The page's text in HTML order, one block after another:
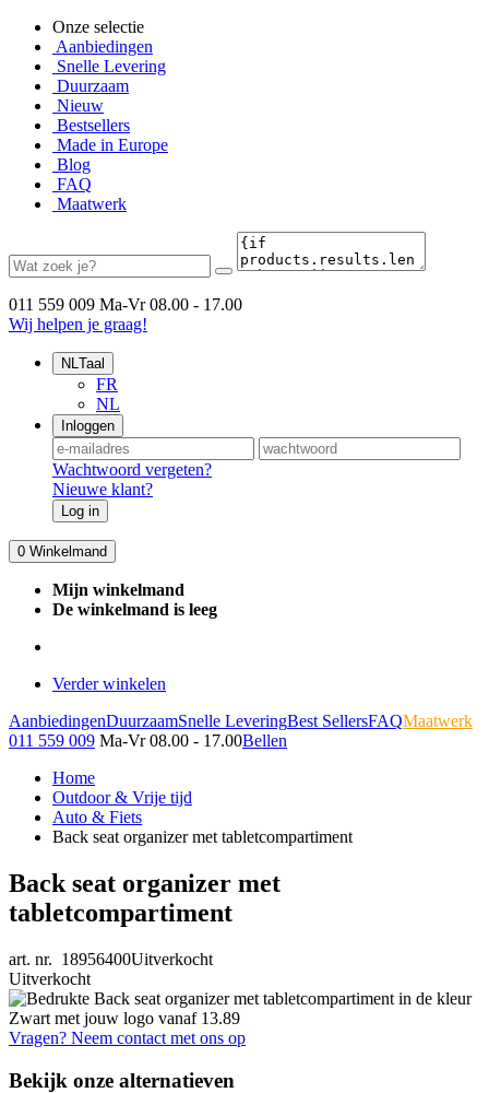
Onze selectie
Aanbiedingen
Snelle Levering
Duurzaam
Nieuw
Bestsellers
Made in Europe
Blog
FAQ
Maatwerk
011 559 009 Ma-Vr 08.00 - 17.00
Wij helpen je graag!
NLTaal
FR
NL
Inloggen
Wachtwoord vergeten?
Nieuwe klant?
Log in
0 Winkelmand
Mijn winkelmand
De winkelmand is leeg
Verder winkelen
AanbiedingenDuurzaamSnelle LeveringBest SellersFAQMaatwerk
011 559 009 Ma-Vr 08.00 - 17.00Bellen
Home
Outdoor & Vrije tijd
Auto & Fiets
Back seat organizer met tabletcompartiment
Back seat organizer met
tabletcompartiment
art. nr. 18956400Uitverkocht
Uitverkocht
Vragen? Neem contact met ons op
Bekijk onze alternatieven